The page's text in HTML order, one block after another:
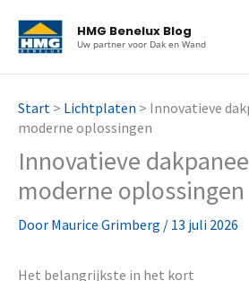
naar
inhoud
HMG Benelux Blog
Uw partner voor Dak en Wand
Start > Lichtplaten > Innovatieve
moderne oplossingen
Innovatieve
moderne oplossingen
Door Maurice Grimberg / 13 juli 2026
Het belangrijkste in het kort